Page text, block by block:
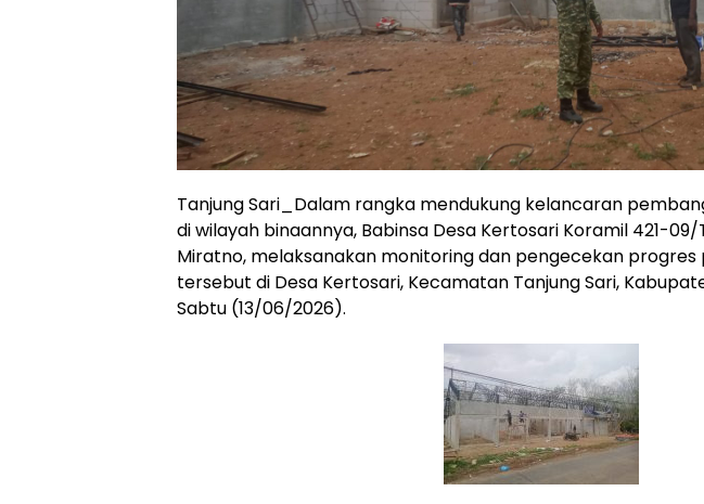
Tanjung Sari_Dalam rangka mendukung kelancaran
di wilayah binaannya, Babinsa Desa Kertosari Koramil 421-
Miratno, melaksanakan monitoring dan pengecekan
tersebut di Desa Kertosari, Kecamatan Tanjung Sari,
Sabtu (13/06/2026).